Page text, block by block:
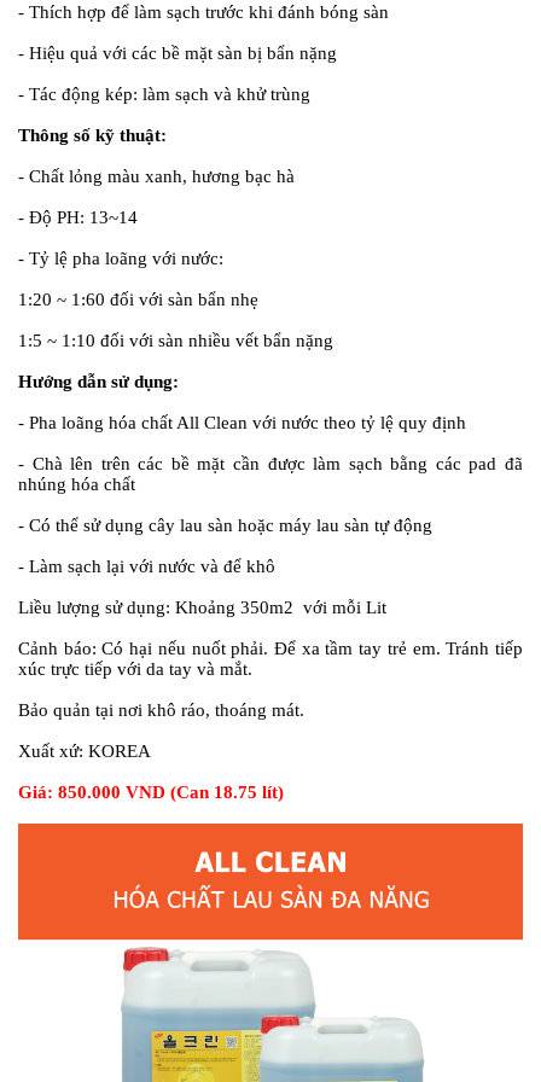
- Thích hợp để làm sạch trước khi đánh bóng sàn
- Hiệu quả với các bề mặt sàn bị bẩn nặng
- Tác động kép: làm sạch và khử trùng
Thông số kỹ thuật:
- Chất lỏng màu xanh, hương bạc hà
- Độ PH: 13~14
- Tỷ lệ pha loãng với nước:
1:20 ~ 1:60 đối với sàn bẩn nhẹ
1:5 ~ 1:10 đối với sàn nhiều vết bẩn nặng
Hướng dẫn sử dụng:
- Pha loãng hóa chất All Clean với nước theo tỷ lệ quy định
- Chà lên trên các bề mặt cần được làm sạch bằng các pad đã
nhúng hóa chất
- Có thể sử dụng cây lau sàn hoặc máy lau sàn tự động
- Làm sạch lại với nước và để khô
Liều lượng sử dụng: Khoảng 350m2 với mỗi Lit
Cảnh báo: Có hại nếu nuốt phải. Để xa tầm tay trẻ em. Tránh tiếp
xúc trực tiếp với da tay và mắt.
Bảo quản tại nơi khô ráo, thoáng mát.
Xuất xứ: KOREA
Giá: 850.000 VND (Can 18.75 lít)